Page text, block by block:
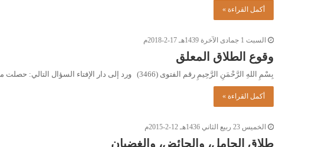
أكمل القراءة »
السبت 1 جمادى الآخرة 1439هـ 17-2-2018م
وقوع الطلاق المعلق
بِسْمِ اللهِ الرَّحْمَنِ الرَّحِيمِ رقم الفتوى (3466) ورد إلى دار الإفتاء السؤال التالي: حصلت مشكلة بيني وبين زوجتي، بسبب…
أكمل القراءة »
الخميس 23 ربيع الثاني 1436هـ 12-2-2015م
طلاق الحامل، والحائض، والغضبان